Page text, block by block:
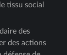
tissu social
des
des actions